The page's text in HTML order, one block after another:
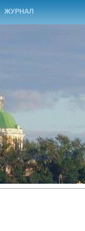
ЖУРНАЛ